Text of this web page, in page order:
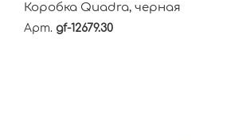
Коробка Quadra, черная
Арт. gf-12679.30